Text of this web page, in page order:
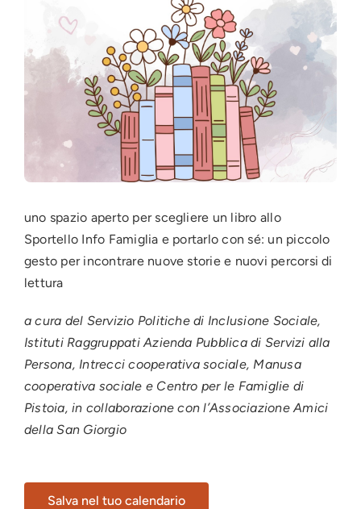
uno spazio aperto per scegliere un libro allo
Sportello Info Famiglia e portarlo con sé: un piccolo
gesto per incontrare nuove storie e nuovi percorsi di
lettura
a cura del Servizio Politiche di Inclusione Sociale,
Istituti Raggruppati Azienda Pubblica di Servizi alla
Persona, Intrecci cooperativa sociale, Manusa
cooperativa sociale e Centro per le Famiglie di
Pistoia, in collaborazione con l’Associazione Amici
della San Giorgio
Salva nel tuo calendario